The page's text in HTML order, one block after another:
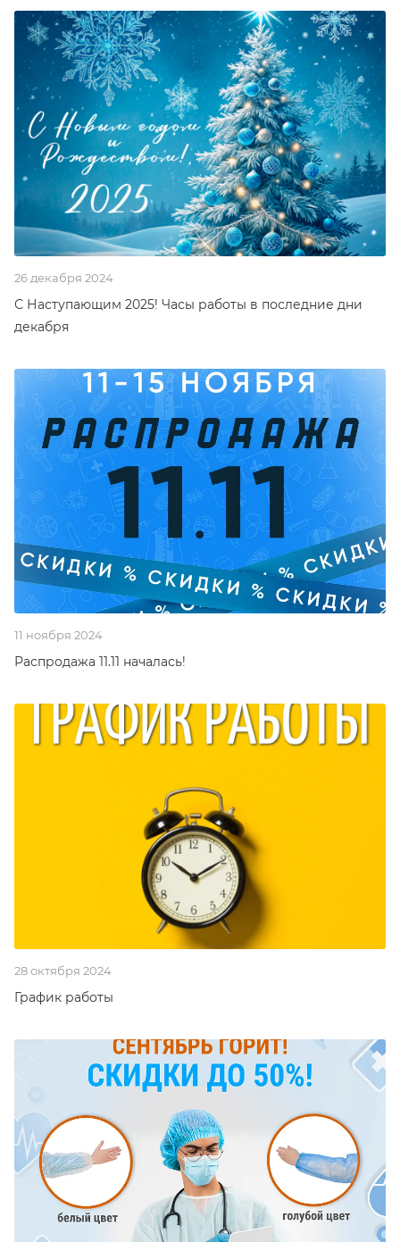
26 декабря 2024
С Наступающим 2025! Часы работы в последние дни
декабря
11 ноября 2024
Распродажа 11.11 началась!
28 октября 2024
График работы